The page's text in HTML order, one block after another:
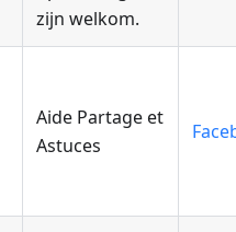
zijn welkom.
Aide Partage et
Astuces